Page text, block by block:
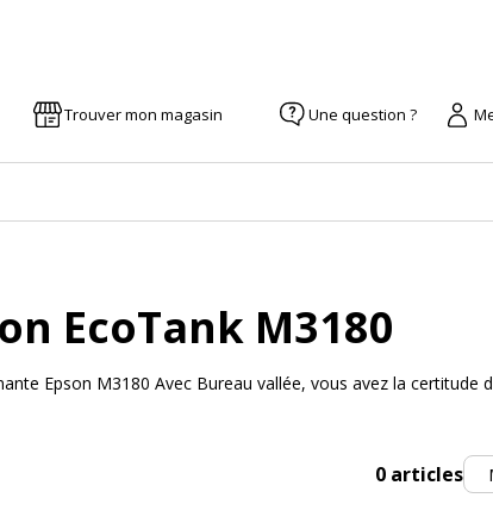
Trouver mon magasin Une question ?
EcoTank M3180
Epson M3180 Avec Bureau vallée, vous avez la certitude
0 articles